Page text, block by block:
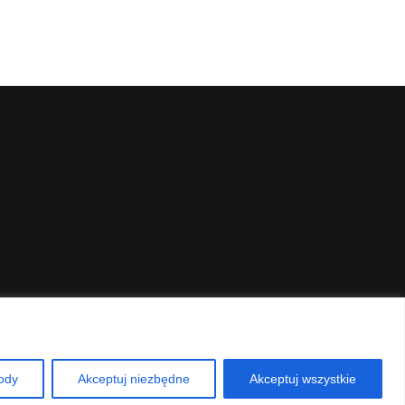
Akceptuj niezbędne Akceptuj wszystkie